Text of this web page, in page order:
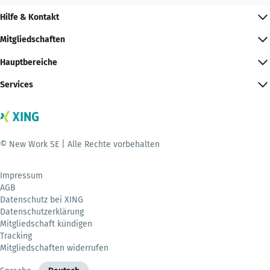
Hilfe & Kontakt
Mitgliedschaften
Hauptbereiche
Services
© New Work SE | Alle Rechte vorbehalten
Impressum
AGB
Datenschutz bei XING
Datenschutzerklärung
Mitgliedschaft kündigen
Tracking
Mitgliedschaften widerrufen